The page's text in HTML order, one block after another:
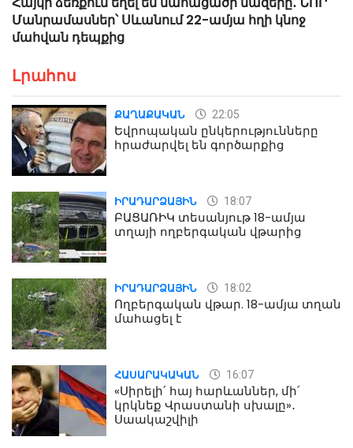
Մանրամասներ՝ Սևանում 22-ամյա հղի կնոջ
մահվան դեպքից
Լրահոս
ՔԱՂԱՔԱԿԱՆ 22:05
Եվրոպական ընկերությունները
հրաժարվել են գործարքից
ԻՐԱԴԱՐՁԱՅԻՆ 18:07
ԲԱՑԱՌԻԿ տեսանյութ 18-ամյա
տղայի ողբերգական վթարից
ԻՐԱԴԱՐՁԱՅԻՆ 18:02
Ողբերգական վթար. 18-ամյա տղան
մահացել է
ՀԱՍԱՐԱԿԱԿԱՆ 16:07
«Սիրելի՛ հայ հարևաններ, մի՛
կրկնեք Վրաստանի սխալը»․
Սաակաշվիլի